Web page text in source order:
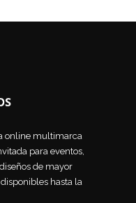
online multimarca
para eventos,
de mayor
hasta la